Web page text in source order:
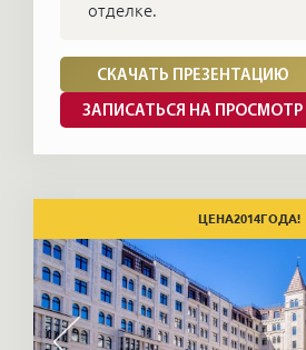
отделке.
СКАЧАТЬ ПРЕЗЕНТАЦИЮ
ЗАПИСАТЬСЯ НА ПРОСМОТР
ЦЕНА2014ГОДА!